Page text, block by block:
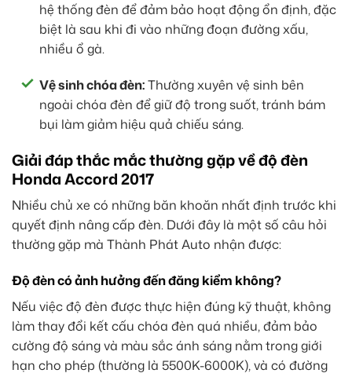
hệ thống đèn để đảm bảo hoạt động ổn định, đặc
biệt là sau khi đi vào những đoạn đường xấu,
nhiều ổ gà.
Vệ sinh chóa đèn:Thường xuyên vệ sinh bên
ngoài chóa đèn để giữ độ trong suốt, tránh bám
bụi làm giảm hiệu quả chiếu sáng.
Giải đáp thắc mắc thường gặp về độ đèn
Honda Accord 2017
Nhiều chủ xe có những băn khoăn nhất định trước khi
quyết định nâng cấp đèn. Dưới đây là một số câu hỏi
thường gặp mà Thành Phát Auto nhận được:
Độ đèn có ảnh hưởng đến đăng kiểm không?
Nếu việc độ đèn được thực hiện đúng kỹ thuật, không
làm thay đổi kết cấu chóa đèn quá nhiều, đảm bảo
cường độ sáng và màu sắc ánh sáng nằm trong giới
hạn cho phép (thường là 5500K-6000K), và có đường